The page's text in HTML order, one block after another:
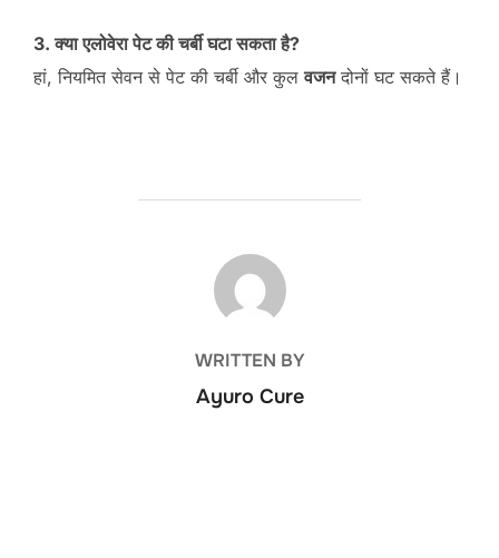
3. क्या एलोवेरा पेट की चर्बी घटा सकता है?
हां, नियमित सेवन से पेट की चर्बी और कुलवजनदोनों घट सकते हैं।
POST AUTHOR
WRITTEN BY
Ayuro Cure